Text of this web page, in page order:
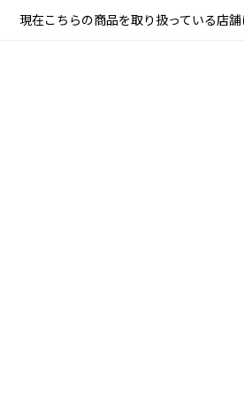
現在こちらの商品を取り扱っている店